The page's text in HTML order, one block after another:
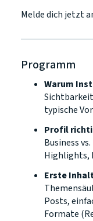
Melde dich jetzt
Programm
Warum
typische
Profil
Business
Highlights,
Erste
Posts,
Formate